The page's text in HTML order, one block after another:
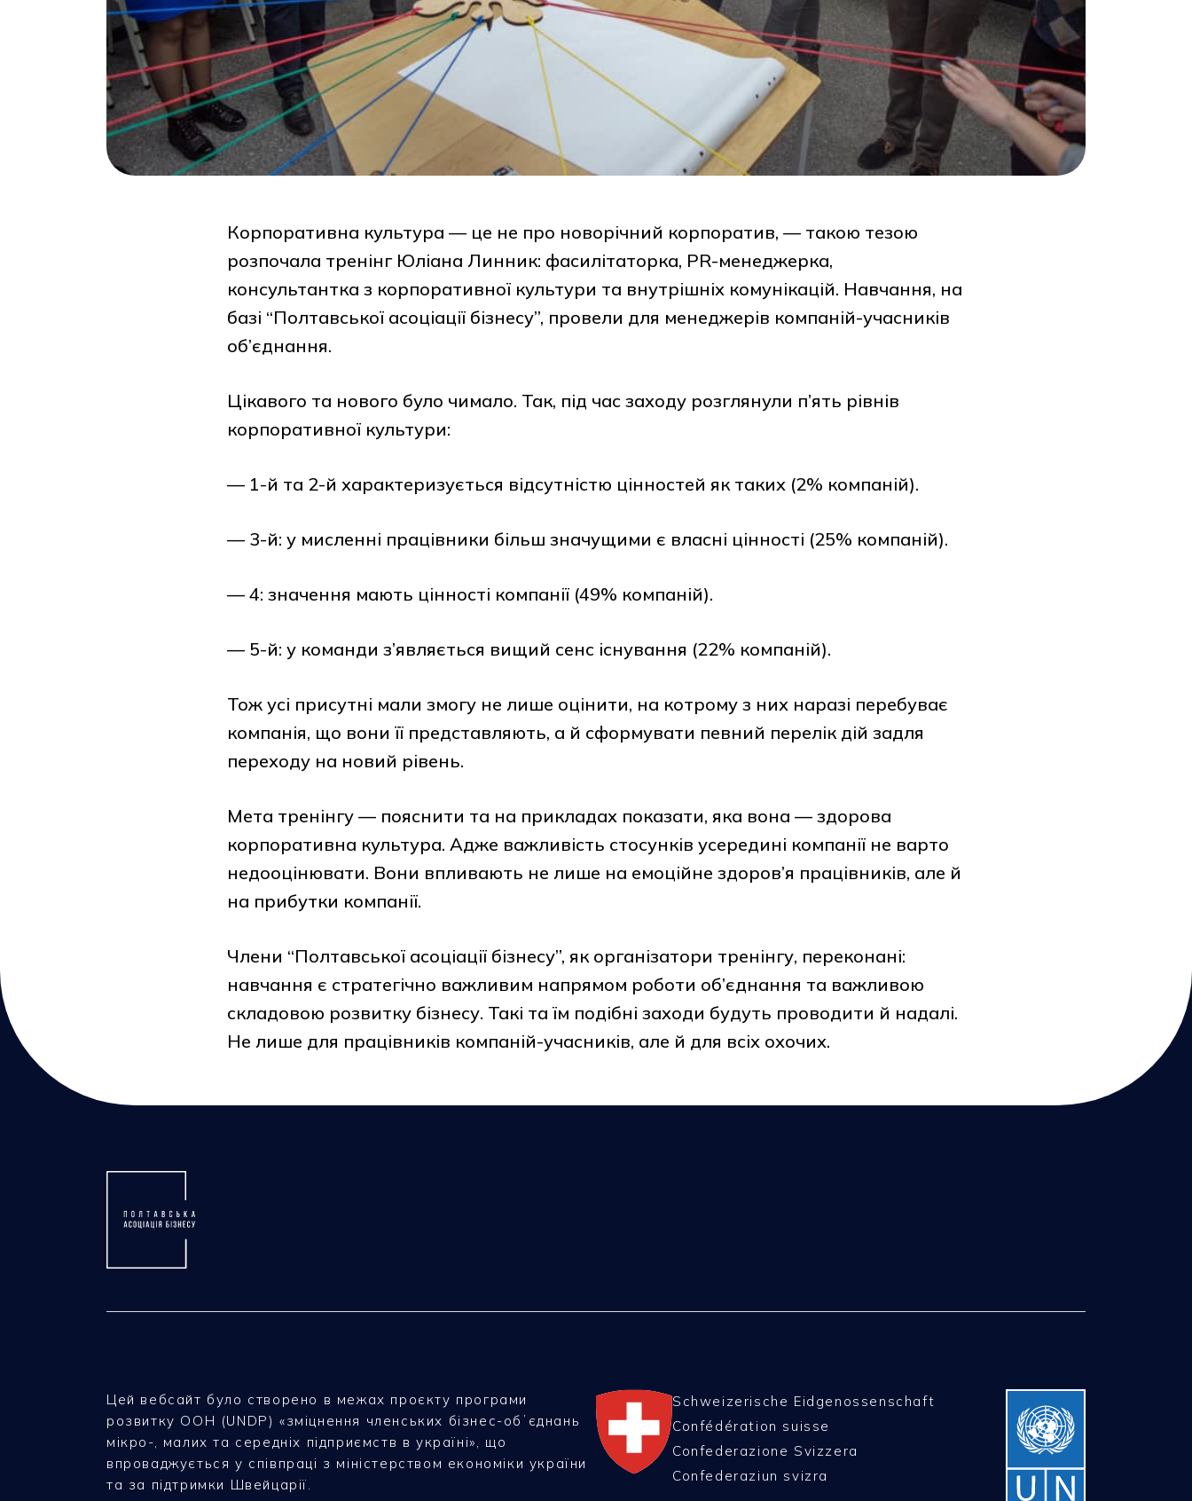
Корпоративна культура — це не про новорічний корпоратив, — такою тезою
розпочала тренінг Юліана Линник: фасилітаторка, PR-менеджерка,
консультантка з корпоративної культури та внутрішніх комунікацій. Навчання, на
базі “Полтавської асоціації бізнесу”, провели для менеджерів компаній-учасників
об’єднання.
Цікавого та нового було чимало. Так, під час заходу розглянули п’ять рівнів
корпоративної культури:
— 1-й та 2-й характеризується відсутністю цінностей як таких (2% компаній).
— 3-й: у мисленні працівники більш значущими є власні цінності (25% компаній).
— 4: значення мають цінності компанії (49% компаній).
— 5-й: у команди з’являється вищий сенс існування (22% компаній).
Тож усі присутні мали змогу не лише оцінити, на котрому з них наразі перебуває
компанія, що вони її представляють, а й сформувати певний перелік дій задля
переходу на новий рівень.
Мета тренінгу — пояснити та на прикладах показати, яка вона — здорова
корпоративна культура. Адже важливість стосунків усередині компанії не варто
недооцінювати. Вони впливають не лише на емоційне здоров’я працівників, але й
на прибутки компанії.
Члени “Полтавської асоціації бізнесу”, як організатори тренінгу, переконані:
навчання є стратегічно важливим напрямом роботи об’єднання та важливою
складовою розвитку бізнесу. Такі та їм подібні заходи будуть проводити й надалі.
Не лише для працівників компаній-учасників, але й для всіх охочих.
Цей вебсайт було створено в межах проєкту програми
розвитку ООН (UNDP) «зміцнення членських бізнес-обʼєднань
мікро-, малих та середніх підприємств в україні», що
впроваджується у співпраці з міністерством економіки україни
та за підтримки Швейцарії.
Schweizerische Eidgenossenschaft
Confédération suisse
Confederazione Svizzera
Confederaziun svizra